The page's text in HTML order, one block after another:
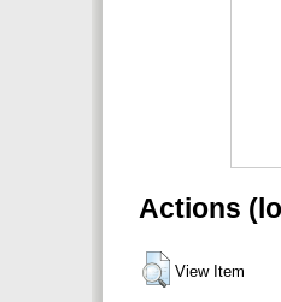
Actions
View Item